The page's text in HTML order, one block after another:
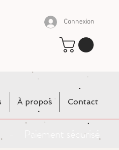
Connexion
À propos Contact
- Paiement sécurisé